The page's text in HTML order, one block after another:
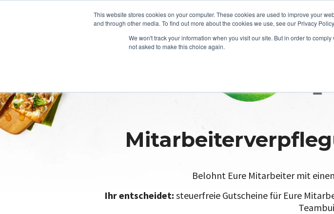
This website stores cookies on your computer. These cookies are used to improve your
and through other media. To find out more about the cookies we use, see our Privacy
We won't track your information when you visit our site. But in order to
not asked to make this choice again.
Belohnt Eure Mitarbeiter mit
Ihr entscheidet: steuerfreie Gutscheine für Eure